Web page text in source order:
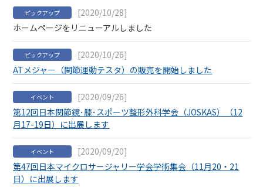
ピックアップ
[2020/10/28]
ホームページをリニューアルしました
ピックアップ
[2020/10/26]
ATメジャー（関節運動テスタ）の販売を開始しました
イベント
[2020/09/26]
第12回日本関節鏡･膝･スポーツ整形外科学会（JOSKAS）（12
月17-19日）に出展します
イベント
[2020/09/20]
第47回日本マイクロサージャリー学会学術集会（11月20・21
日）に出展します